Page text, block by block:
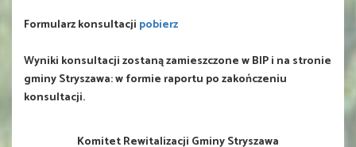
Formularz konsultacji pobierz
Wyniki konsultacji zostaną zamieszczone w BIP i na stronie
gminy Stryszawa: w formie raportu po zakończeniu
konsultacji.
Komitet Rewitalizacji Gminy Stryszawa